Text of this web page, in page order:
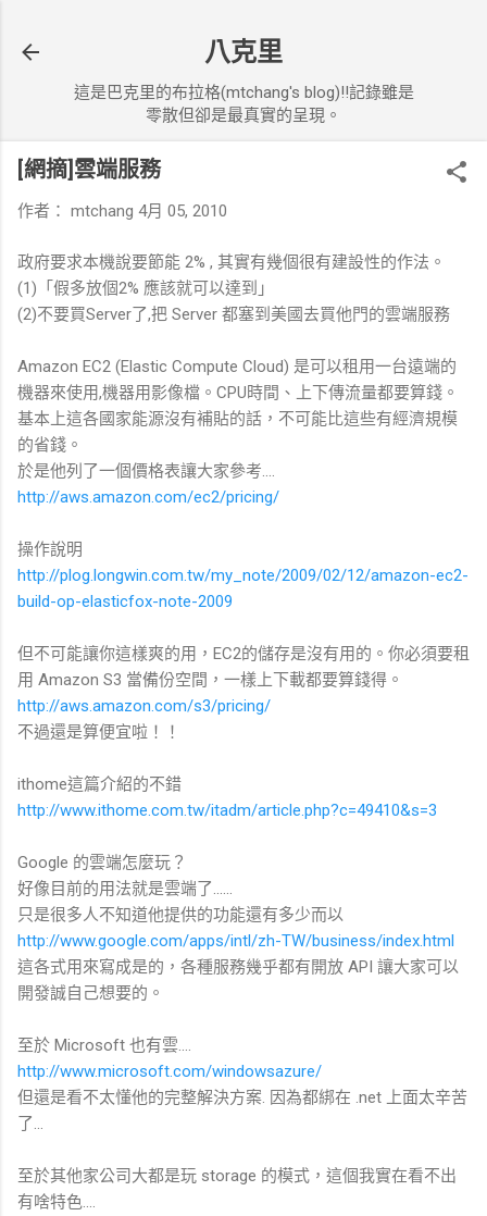
八克里
這是巴克里的布拉格(mtchang's blog)!!記錄雖是
零散但卻是最真實的呈現。
[網摘]雲端服務
作者： mtchang 4月 05, 2010
政府要求本機說要節能 2% , 其實有幾個很有建設性的作法。
(1)「假多放個2% 應該就可以達到」
(2)不要買Server了,把 Server 都塞到美國去買他門的雲端服務
Amazon EC2 (Elastic Compute Cloud) 是可以租用一台遠端的
機器來使用,機器用影像檔。CPU時間、上下傳流量都要算錢。
基本上這各國家能源沒有補貼的話，不可能比這些有經濟規模
的省錢。
於是他列了一個價格表讓大家參考....
http://aws.amazon.com/ec2/pricing/
操作說明
http://plog.longwin.com.tw/my_note/2009/02/12/amazon-ec2-
build-op-elasticfox-note-2009
但不可能讓你這樣爽的用，EC2的儲存是沒有用的。你必須要租
用 Amazon S3 當備份空間，一樣上下載都要算錢得。
http://aws.amazon.com/s3/pricing/
不過還是算便宜啦！！
ithome這篇介紹的不錯
http://www.ithome.com.tw/itadm/article.php?c=49410&s=3
Google 的雲端怎麼玩？
好像目前的用法就是雲端了......
只是很多人不知道他提供的功能還有多少而以
http://www.google.com/apps/intl/zh-TW/business/index.html
這各式用來寫成是的，各種服務幾乎都有開放 API 讓大家可以
開發誠自己想要的。
至於 Microsoft 也有雲....
http://www.microsoft.com/windowsazure/
但還是看不太懂他的完整解決方案. 因為都綁在 .net 上面太辛苦
了...
至於其他家公司大都是玩 storage 的模式，這個我實在看不出
有啥特色....